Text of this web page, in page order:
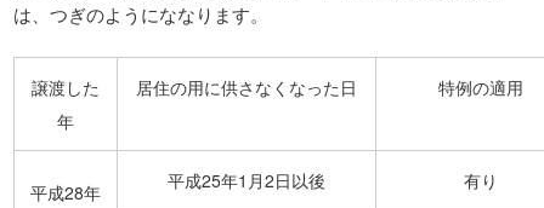
は、つぎのようにななります。
譲渡した
年
居住の用に供さなくなった日 特例の適用
平成28年
平成25年1月2日以後 有り